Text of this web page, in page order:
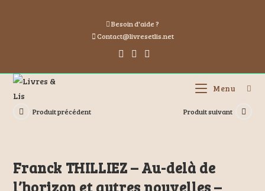
Besoin d'aide ?
Contact@livresetlis.net
Menu
Produit précédent Produit suivant
Franck THILLIEZ – Au-delà de